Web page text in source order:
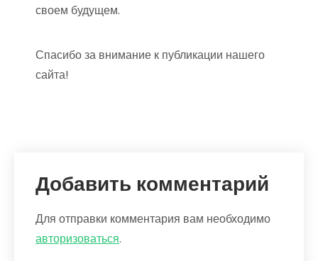
своем будущем.
Спасибо за внимание к публикации нашего
сайта!
Добавить комментарий
Для отправки комментария вам необходимо
авторизоваться.